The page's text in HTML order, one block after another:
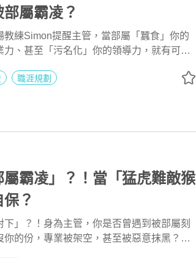
屬霸凌？
教練Simon提醒主管，當部屬「蠶食」你的
、甚至「污名化」你的領導力，就有可能
通，伸手不打笑臉人，「親和力」是最容
職涯規劃
霸凌」？！當「猛虎難敵猴
？
」？！身為主管，你是否曾遇到被部屬刻
的份，專業被架空，甚至被惡意抹黑？職